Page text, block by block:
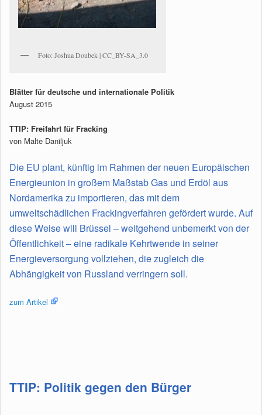
Foto: Joshua Doubek | CC_BY-SA_3.0
Blätter für deutsche und internationale Politik
August 2015
TTIP: Freifahrt für Fracking
von Malte Daniljuk
Die EU plant, künftig im Rahmen der neuen Europäischen
Energieunion in großem Maßstab Gas und Erdöl aus
Nordamerika zu importieren, das mit dem
umweltschädlichen Frackingverfahren gefördert wurde. Auf
diese Weise will Brüssel – weitgehend unbemerkt von der
Öffentlichkeit – eine radikale Kehrtwende in seiner
Energieversorgung vollziehen, die zugleich die
Abhängigkeit von Russland verringern soll.
zum Artikel
TTIP: Politik gegen den Bürger